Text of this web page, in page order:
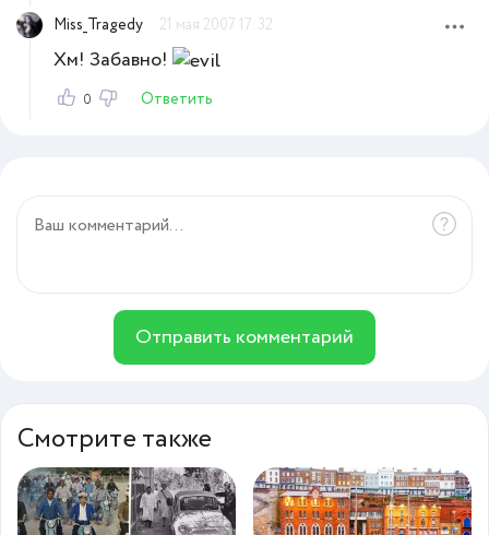
Miss_Tragedy
21 мая 2007 17:32
Хм! Забавно!
0 Ответить
Отправить комментарий
Смотрите также